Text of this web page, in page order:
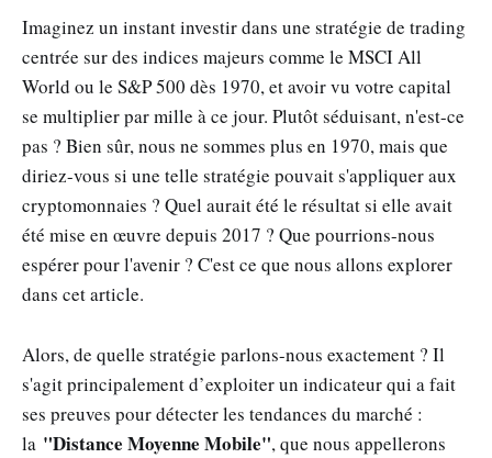
Imaginez un instant investir dans une stratégie de trading
centrée sur des indices majeurs comme le MSCI All
World ou le S&P 500 dès 1970, et avoir vu votre capital
se multiplier par mille à ce jour. Plutôt séduisant, n'est-ce
pas ? Bien sûr, nous ne sommes plus en 1970, mais que
diriez-vous si une telle stratégie pouvait s'appliquer aux
cryptomonnaies ? Quel aurait été le résultat si elle avait
été mise en œuvre depuis 2017 ? Que pourrions-nous
espérer pour l'avenir ? C'est ce que nous allons explorer
dans cet article.
Alors, de quelle stratégie parlons-nous exactement ? Il
s'agit principalement d’exploiter un indicateur qui a fait
ses preuves pour détecter les tendances du marché :
la "Distance Moyenne Mobile", que nous appellerons